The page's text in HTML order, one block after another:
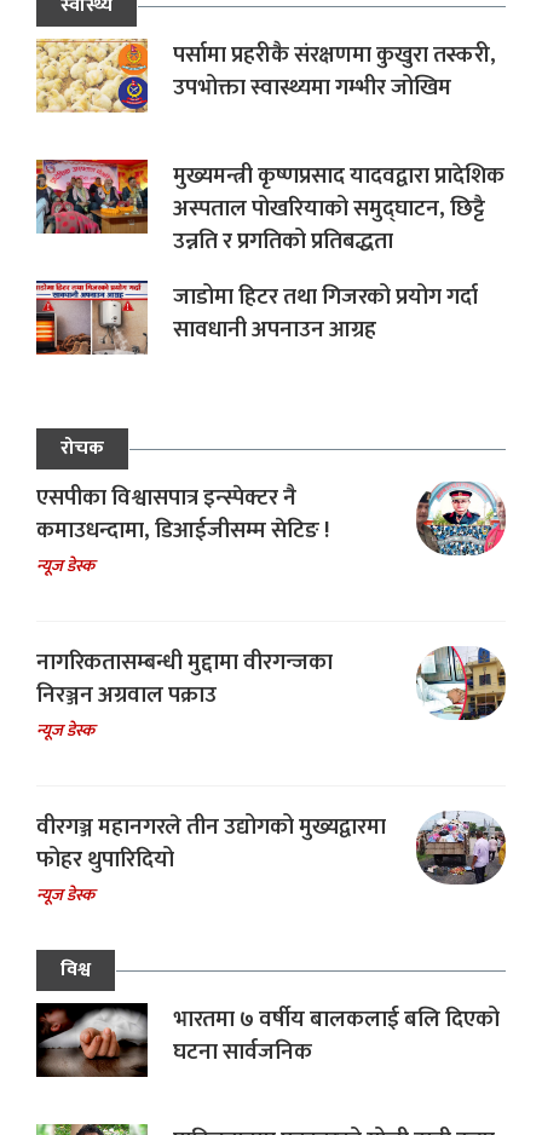
पर्सामा प्रहरीकै संरक्षणमा कुखुरा तस्करी,
उपभोक्ता स्वास्थ्यमा गम्भीर जोखिम
मुख्यमन्त्री कृष्णप्रसाद यादवद्वारा प्रादेशिक
अस्पताल पोखरियाको समुद्घाटन, छिट्टै
उन्नति र प्रगतिको प्रतिबद्धता
जाडोमा हिटर तथा गिजरको प्रयोग गर्दा
सावधानी अपनाउन आग्रह
रोचक
एसपीका विश्वासपात्र इन्स्पेक्टर नै
कमाउधन्दामा, डिआईजीसम्म सेटिङ !
न्यूज डेस्क
नागरिकतासम्बन्धी मुद्दामा वीरगन्जका
निरञ्जन अग्रवाल पक्राउ
न्यूज डेस्क
वीरगञ्ज महानगरले तीन उद्योगको मुख्यद्वारमा
फोहर थुपारिदियो
न्यूज डेस्क
विश्व
भारतमा ७ वर्षीय बालकलाई बलि दिएको
घटना सार्वजनिक